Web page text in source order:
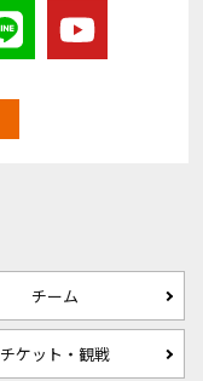
チーム
チケット・観戦